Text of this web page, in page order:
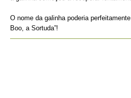
O nome da galinha poderia
Boo, a Sortuda”!